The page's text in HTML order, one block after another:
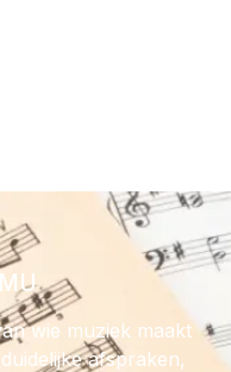
wie muziek maakt
afspraken,